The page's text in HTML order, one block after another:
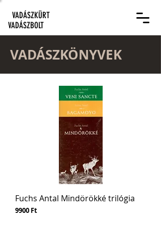
VADÁSZKÜRT
VADÁSZBOLT
VADÁSZKÖNYVEK
Fuchs Antal Mindörökké trilógia
Ár
9900 Ft